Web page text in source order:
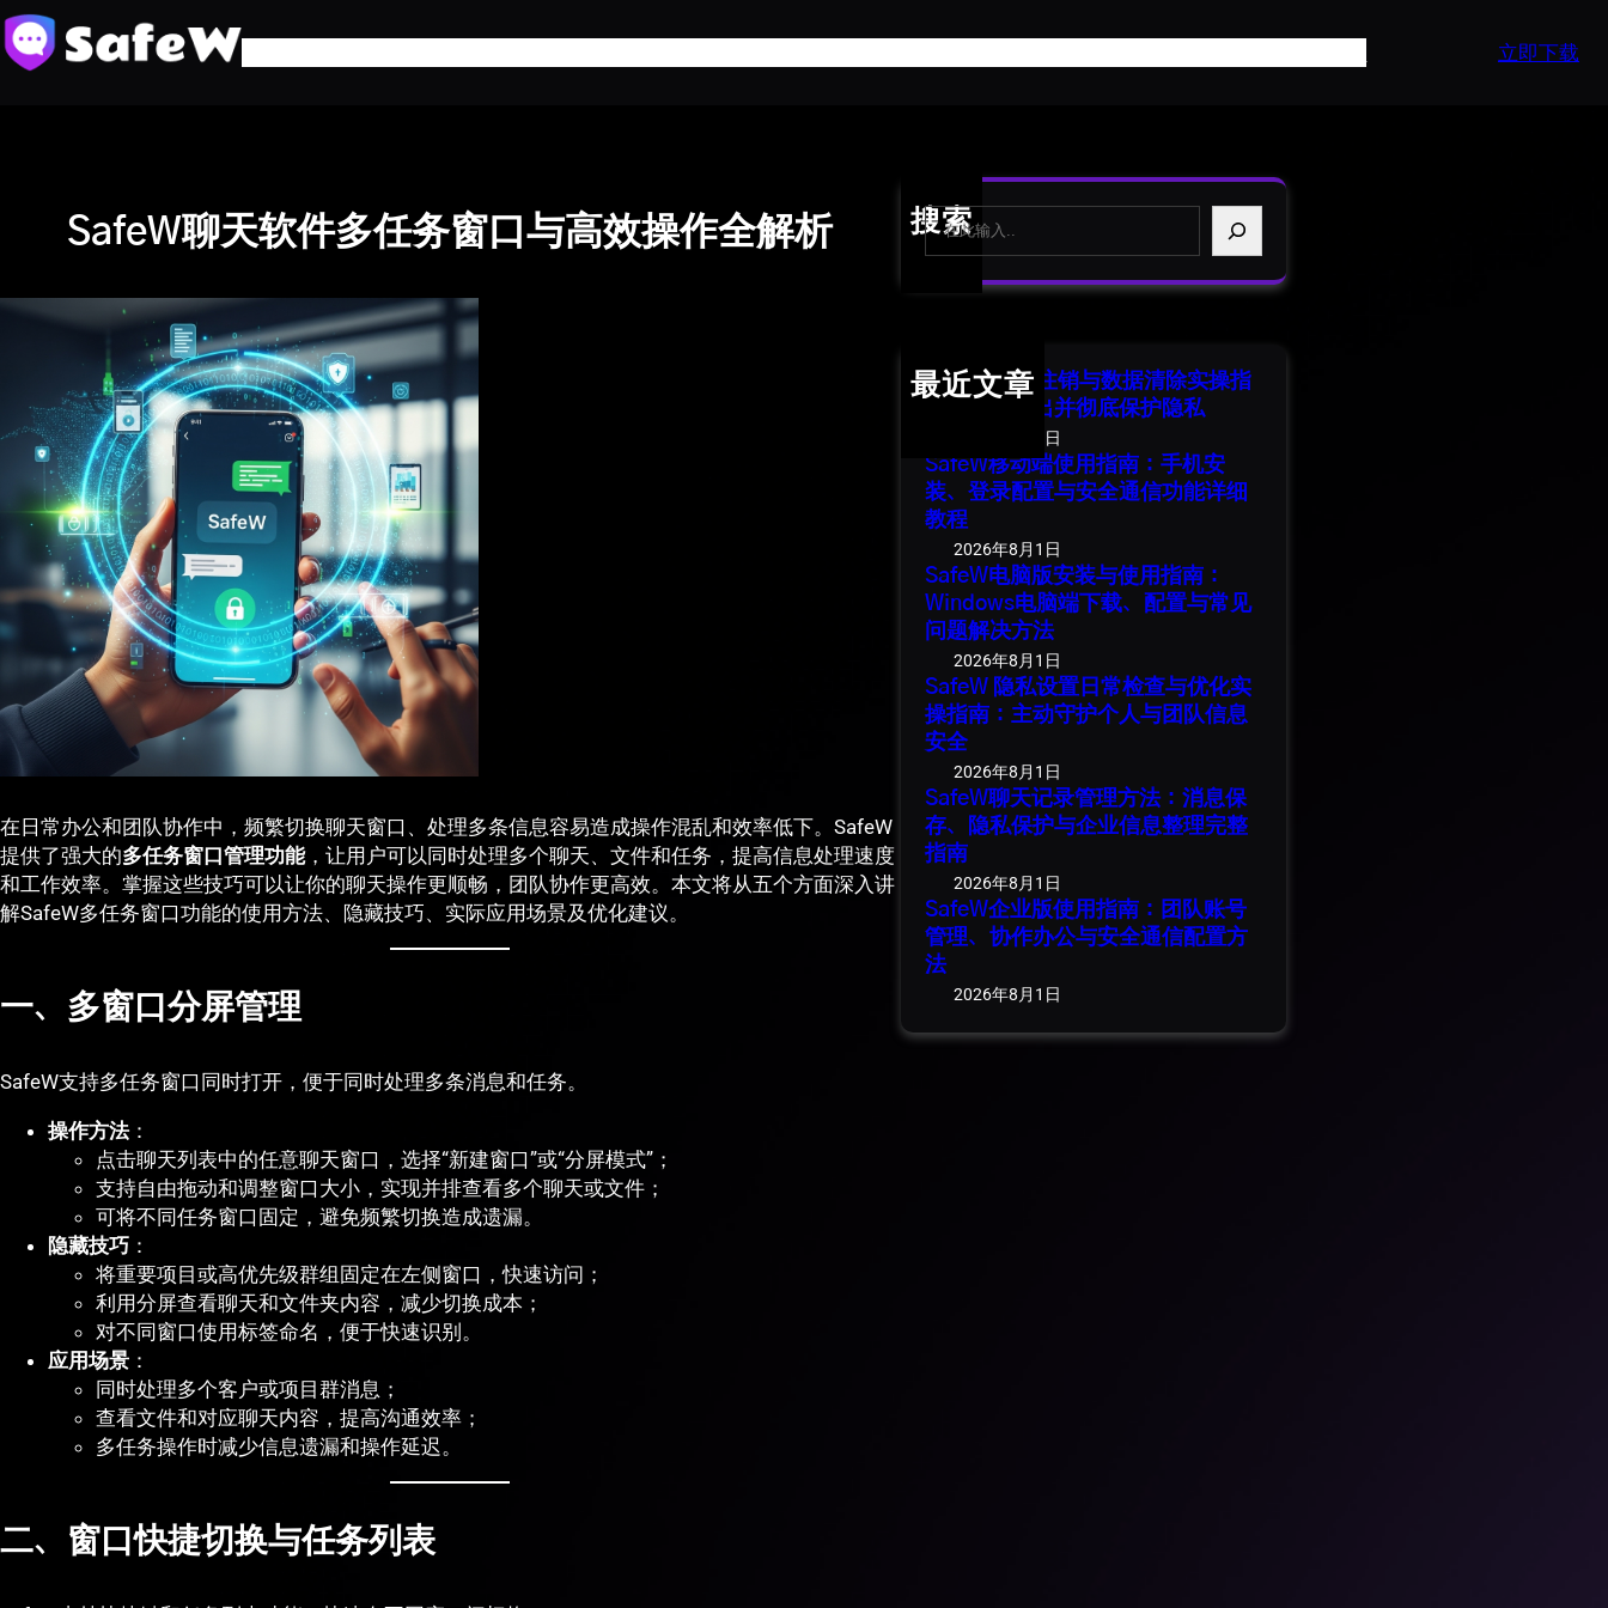
跳
至
内
立即下载
SafeW聊天软件多任务窗口与高效操作全解析
在日常办公和团队协作中，频繁切换聊天窗口、处理多条信息容易造成操作混乱和效率低下。SafeW
提供了强大的多任务窗口管理功能，让用户可以同时处理多个聊天、文件和任务，提高信息处理速度
和工作效率。掌握这些技巧可以让你的聊天操作更顺畅，团队协作更高效。本文将从五个方面深入讲
解SafeW多任务窗口功能的使用方法、隐藏技巧、实际应用场景及优化建议。
一、多窗口分屏管理
SafeW支持多任务窗口同时打开，便于同时处理多条消息和任务。
操作方法：
点击聊天列表中的任意聊天窗口，选择“新建窗口”或“分屏模式”；
支持自由拖动和调整窗口大小，实现并排查看多个聊天或文件；
可将不同任务窗口固定，避免频繁切换造成遗漏。
隐藏技巧 ：
将重要项目或高优先级群组固定在左侧窗口，快速访问；
利用分屏查看聊天和文件夹内容，减少切换成本；
对不同窗口使用标签命名，便于快速识别。
应用场景 ：
同时处理多个客户或项目群消息；
查看文件和对应聊天内容，提高沟通效率；
多任务操作时减少信息遗漏和操作延迟。
二、窗口快捷切换与任务列表
搜索
S
最近文章
SafeW 账号注销与数据清除实操指
南：安全退出并彻底保护隐私
2026年8月1日
SafeW移动端使用指南：手机安
装、登录配置与安全通信功能详细
教程
2026年8月1日
SafeW电脑版安装与使用指南：
Windows电脑端下载、配置与常见
问题解决方法
2026年8月1日
SafeW 隐私设置日常检查与优化实
操指南：主动守护个人与团队信息
安全
2026年8月1日
SafeW聊天记录管理方法：消息保
存、隐私保护与企业信息整理完整
指南
2026年8月1日
SafeW企业版使用指南：团队账号
管理、协作办公与安全通信配置方
法
2026年8月1日